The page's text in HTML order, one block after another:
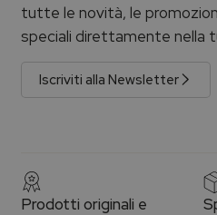
tutte le novità, le
speciali direttamente nella
Iscriviti alla Newsletter
Prodotti originali e